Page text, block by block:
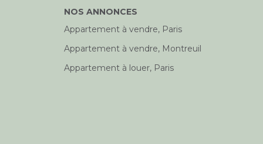
50 m2, vous pourrez bénéficier de
3 pièces traditionnels : grande
chambres, un grand linéaire de
bains avec douche et baignoire.
le logement bénéficie d'un DPE
NOS ANNONCES
Appartement à vendre, Paris
Appartement à vendre, Montreuil
Appartement à louer, Paris